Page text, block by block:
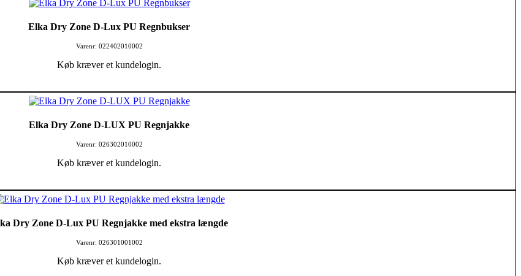
Elka Dry Zone D-Lux PU Regnbukser
Varenr: 022402010002
Køb kræver et kundelogin.
Elka Dry Zone D-LUX PU Regnjakke
Varenr: 026302010002
Køb kræver et kundelogin.
Dry Zone D-Lux PU Regnjakke med ekstra længde
Varenr: 026301001002
Køb kræver et kundelogin.